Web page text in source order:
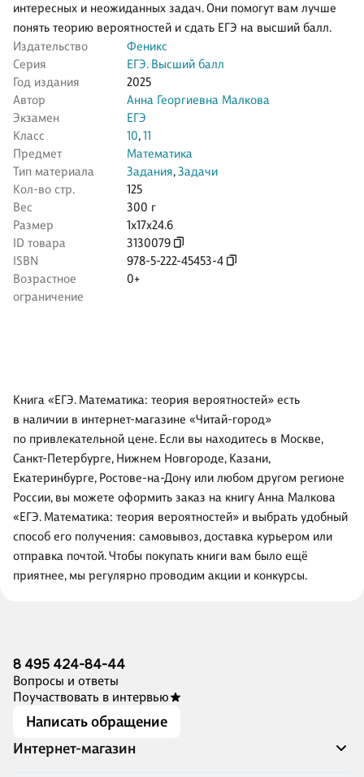
интересных и неожиданных задач. Они помогут вам лучше
понять теорию вероятностей и сдать ЕГЭ на высший балл.
Издательство
Феникс
Серия
ЕГЭ. Высший балл
Год издания
2025
Автор
Анна Георгиевна Малкова
Экзамен
ЕГЭ
Класс
10,11
Предмет
Математика
Тип материала
Задания,Задачи
Кол-во стр.
125
Вес
300 г
Размер
1x17x24.6
ID товара
3130079
ISBN
978-5-222-45453-4
Возрастное
ограничение
0+
Книга «ЕГЭ. Математика: теория вероятностей» есть
в наличии в интернет-магазине «Читай-город»
по привлекательной цене. Если вы находитесь в Москве,
Санкт-Петербурге, Нижнем Новгороде, Казани,
Екатеринбурге, Ростове-на-Дону или любом другом регионе
России, вы можете оформить заказ на книгу Анна Малкова
«ЕГЭ. Математика: теория вероятностей» и выбрать удобный
способ его получения: самовывоз, доставка курьером или
отправка почтой. Чтобы покупать книги вам было ещё
приятнее, мы регулярно проводим акции и конкурсы.
8 495 424-84-44
Вопросы и ответы
Поучаствовать в интервью
Написать обращение
Интернет-магазин